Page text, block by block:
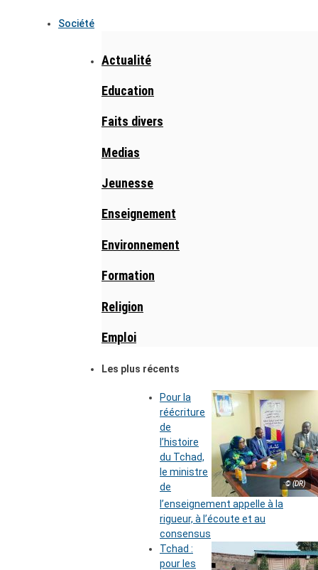
Société
Actualité
Education
Faits divers
Medias
Jeunesse
Enseignement
Environnement
Formation
Religion
Emploi
Les plus récents
© (DR)
Pour la
réécriture
de
l’histoire
du Tchad,
le ministre
de
l’enseignement appelle à la
rigueur, à l’écoute et au
consensus
Tchad :
pour les